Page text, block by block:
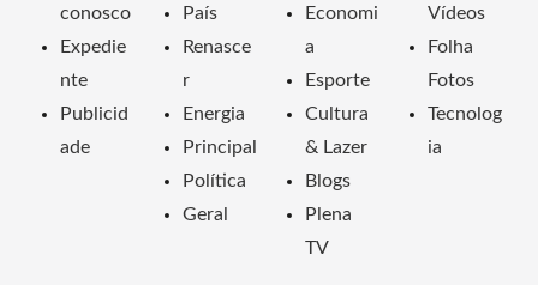
conosco
Expedie
nte
Publicid
ade
País
Renasce
r
Energia
Principal
Política
Geral
Economi
a
Esporte
Cultura
& Lazer
Blogs
Plena
TV
Vídeos
Folha
Fotos
Tecnolog
ia